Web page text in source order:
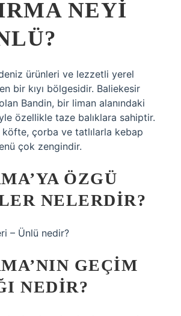
NEYI
ürünleri ve lezzetli yerel
bir kıyı bölgesidir. Baliekesir
Bandin, bir liman alanındaki
özellikle taze balıklara sahiptir.
köfte, çorba ve tatlılarla kebap
çok zengindir.
ÖZGÜ
NELERDIR?
– Ünlü nedir?
GEÇIM
NEDIR?